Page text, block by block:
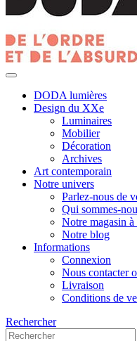
DODA lumières
Design du XXe
Luminaires
Mobilier
Décoration
Archives
Art contemporain
Notre univers
Parlez-nous de
Qui sommes-
Notre magasin
Notre blog
Informations
Connexion
Nous contacter
Livraison
Conditions de
Rechercher